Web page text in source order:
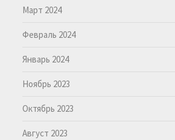
Март 2024
Февраль 2024
Январь 2024
Ноябрь 2023
Октябрь 2023
Август 2023